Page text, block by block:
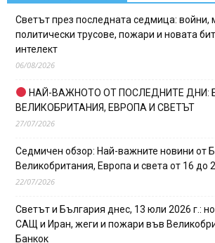
Светът през последната седмица: войни,
политически трусове, пожари и новата
интелект
06/08/2026
НАЙ-ВАЖНОТО ОТ ПОСЛЕДНИТЕ ДНИ:
ВЕЛИКОБРИТАНИЯ, ЕВРОПА И СВЕТЪТ
27/07/2026
Седмичен обзор: Най-важните новини от
Великобритания, Европа и света от 16 до
22/07/2026
Светът и България днес, 13 юли 2026 г.:
САЩ и Иран, жеги и пожари във
Банкок